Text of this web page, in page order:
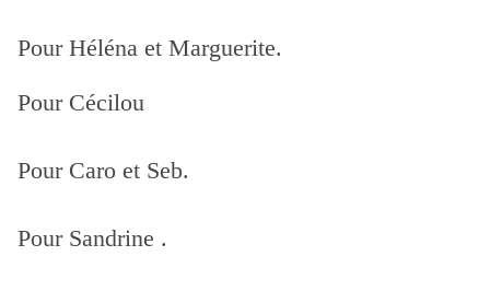
Pour Héléna et Marguerite.
Pour Cécilou
Pour Caro et Seb.
Pour Sandrine .